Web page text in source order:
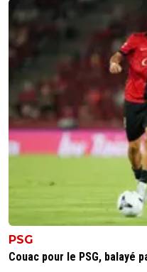
PSG
Couac pour le PSG, balayé